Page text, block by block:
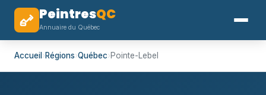
PeintresQC
Annuaire du Québec
Accueil ›Régions›Québec›Pointe-Lebel